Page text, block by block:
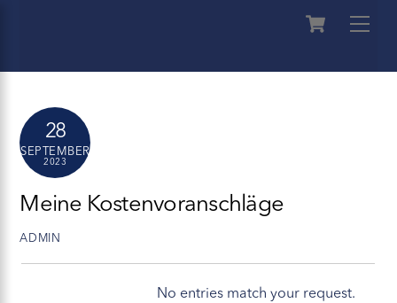
Cart
28
SEPTEMBER
2023
Meine Kostenvoranschläge
ADMIN
No entries match your request.